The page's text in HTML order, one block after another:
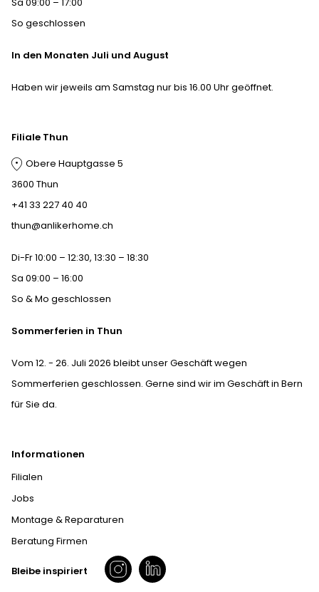
Informationen
Filialen
Jobs
Montage & Reparaturen
Beratung Firmen
So geschlossen
In den Monaten Juli und August
Haben wir jeweils am Samstag nur bis 16.00 Uhr geöffnet.
Filiale Thun
Obere Hauptgasse 5
3600 Thun
+41 33 227 40 40
thun@anlikerhome.ch
Di-Fr 10:00 – 12:30, 13:30 – 18:30
Sa 09:00 – 16:00
So & Mo geschlossen
Sommerferien in Thun
Vom 12. - 26. Juli 2026 bleibt unser Geschäft wegen
Sommerferien geschlossen. Gerne sind wir im Geschäft in Bern
für Sie da.
Bleibe inspiriert